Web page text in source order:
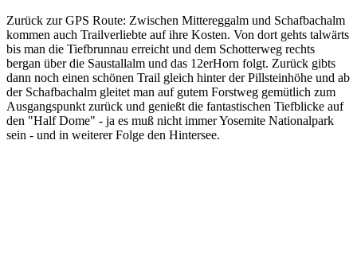
Zurück zur GPS Route: Zwischen Mittereggalm und Schafbachalm
kommen auch Trailverliebte auf ihre Kosten. Von dort gehts talwärts
bis man die Tiefbrunnau erreicht und dem Schotterweg rechts
bergan über die Saustallalm und das 12erHorn folgt. Zurück gibts
dann noch einen schönen Trail gleich hinter der Pillsteinhöhe und ab
der Schafbachalm gleitet man auf gutem Forstweg gemütlich zum
Ausgangspunkt zurück und genießt die fantastischen Tiefblicke auf
den "Half Dome" - ja es muß nicht immer Yosemite Nationalpark
sein - und in weiterer Folge den Hintersee.